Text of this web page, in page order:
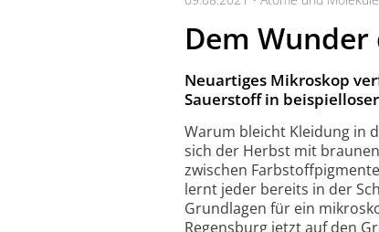
Dem
Neuartiges Mikroskop
Sauerstoff in
Warum bleicht Kleidung in
sich der Herbst mit
zwischen
lernt jeder bereits in der
Grundlagen für ein
Regensburg jetzt auf den